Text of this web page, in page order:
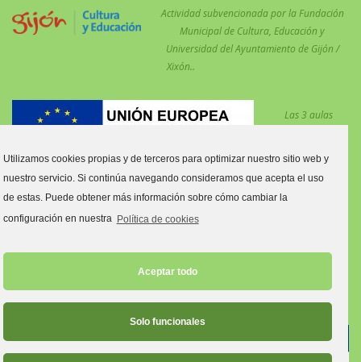
Actividad subvencionada por la Fundación
Municipal de Cultura, Educación y
Universidad del Ayuntamiento de Gijón /
Xixón..
Las 3 aulas
reforzar las
medidas COVID están financiadas por el Fondo Social Europeo.
Estas aulas son:
Aula primero y segundo de Primaria C.
Utilizamos cookies propias y de terceros para optimizar nuestro sitio web y
nuestro servicio. Si continúa navegando consideramos que acepta el uso
de estas. Puede obtener más información sobre cómo cambiar la
configuración en nuestra Política de cookies
Aceptar todo
Solo funcionales